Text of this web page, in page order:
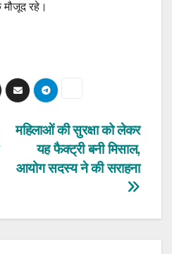
रहे।
महिलाओं की सुरक्षा को लेकर
यह फैक्ट्री बनी मिसाल,
आयोग सदस्य ने की सराहना